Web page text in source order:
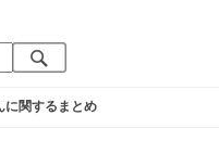
に関するまとめ